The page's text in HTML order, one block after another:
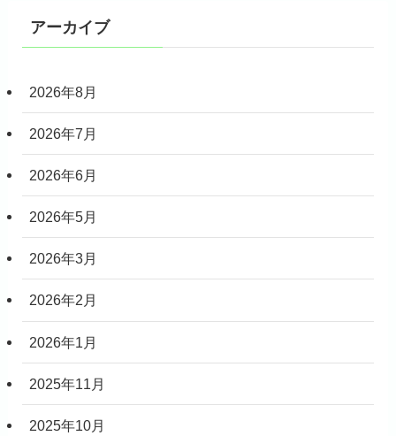
アーカイブ
2026年8月
2026年7月
2026年6月
2026年5月
2026年3月
2026年2月
2026年1月
2025年11月
2025年10月